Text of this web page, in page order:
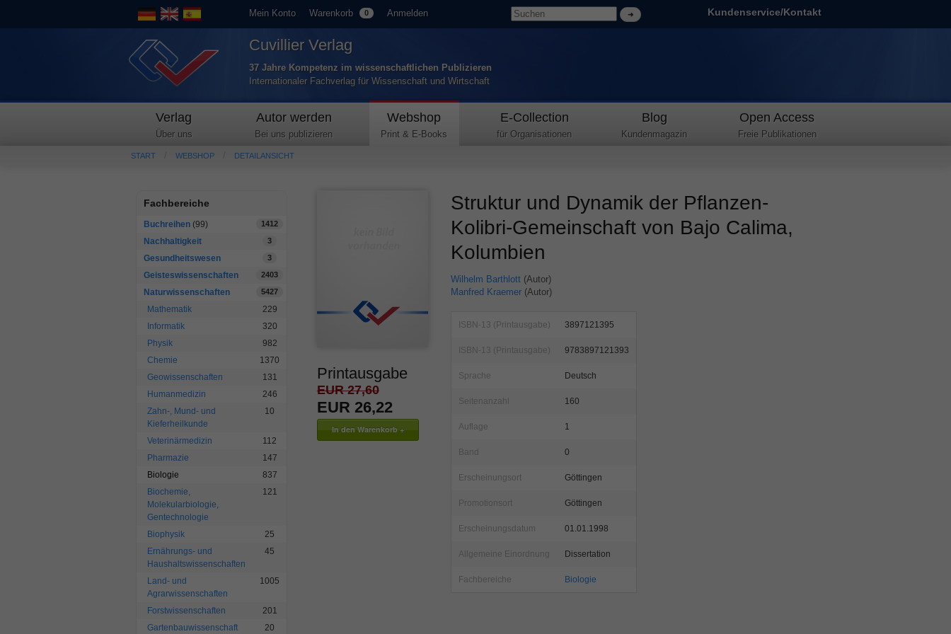
Mein Konto Warenkorb 0 Anmelden Kundenservice/Kontakt
Cuvillier Verlag
37 Jahre Kompetenz im wissenschaftlichen Publizieren
Internationaler Fachverlag für Wissenschaft und Wirtschaft
Verlag
Über uns
Autor werden
Bei uns publizieren
Webshop
Print & E-Books
E-Collection
für Organisationen
Blog
Kundenmagazin
Open Access
Freie Publikationen
START WEBSHOP DETAILANSICHT
Fachbereiche
Buchreihen (99) 1412
Nachhaltigkeit 3
Gesundheitswesen 3
Geisteswissenschaften 2403
Naturwissenschaften 5427
Mathematik
229
Informatik
320
Physik
982
Chemie
1370
Geowissenschaften
131
Humanmedizin
246
Zahn-, Mund- und
Kieferheilkunde
10
Veterinärmedizin
112
Pharmazie
147
Biologie
837
Biochemie,
Molekularbiologie,
Gentechnologie
121
Biophysik
25
Ernährungs- und
Haushaltswissenschaften
45
Land- und
Agrarwissenschaften
1005
Forstwissenschaften
201
Gartenbauwissenschaft
20
Printausgabe
EUR 27,60
EUR 26,22
Struktur und Dynamik der Pflanzen-
Kolibri-Gemeinschaft von Bajo Calima,
Kolumbien
Wilhelm Barthlott(Autor)
Manfred Kraemer(Autor)
ISBN-13 (Printausgabe) 3897121395
ISBN-13 (Printausgabe) 9783897121393
Sprache Deutsch
Seitenanzahl 160
Auflage 1
Band 0
Erscheinungsort Göttingen
Promotionsort Göttingen
Erscheinungsdatum 01.01.1998
Allgemeine Einordnung Dissertation
Fachbereiche Biologie